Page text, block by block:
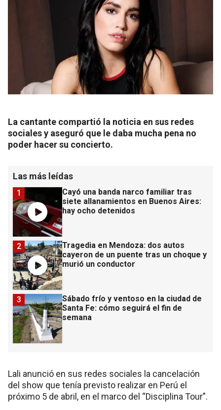
La cantante compartió la noticia en sus redes
sociales y aseguró que le daba mucha pena no
poder hacer su concierto.
Las más leídas
Cayó una banda narco familiar tras
siete allanamientos en Buenos Aires:
hay ocho detenidos
1
Tragedia en Mendoza: dos autos
cayeron de un puente tras un choque y
murió un conductor
2
Sábado frío y ventoso en la ciudad de
Santa Fe: cómo seguirá el fin de
semana
3
Lali anunció en sus redes sociales la cancelación
del show que tenía previsto realizar en Perú el
próximo 5 de abril, en el marco del “Disciplina Tour”.